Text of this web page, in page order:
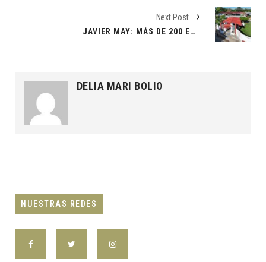
Next Post
JAVIER MAY: MÁS DE 200 ESCUELAS REHABILITADAS EN TABASCO.
DELIA MARI BOLIO
NUESTRAS REDES